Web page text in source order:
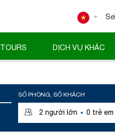
TOURS DỊCH VỤ KHÁC
SỐ PHÒNG, SỐ KHÁCH
2 người lớn · 0 trẻ em